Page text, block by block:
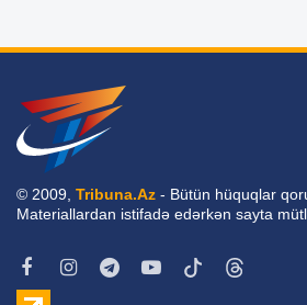
© 2009, Tribuna.Az - Bütün hüquqlar
Materiallardan istifadə edərkən sayta